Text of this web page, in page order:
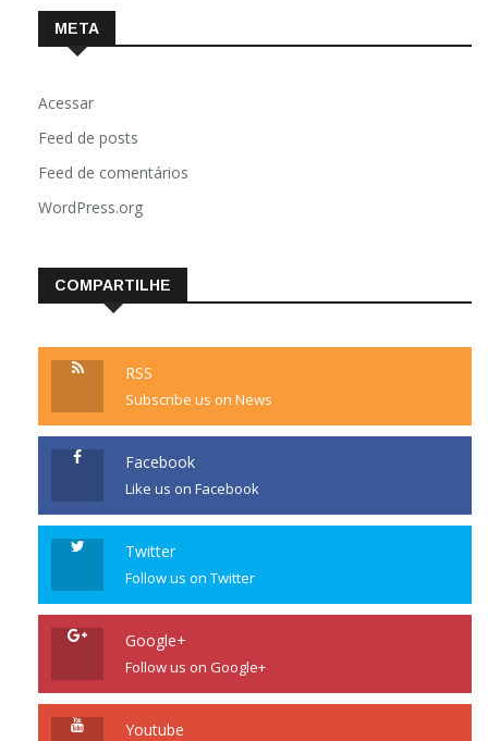
META
Acessar
Feed de posts
Feed de comentários
WordPress.org
COMPARTILHE
RSS
Subscribe us on News
Facebook
Like us on Facebook
Twitter
Follow us on Twitter
Google+
Follow us on Google+
Youtube